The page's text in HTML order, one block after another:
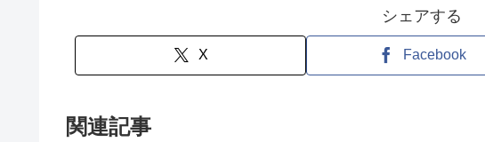
シェアする
X Facebook
関連記事